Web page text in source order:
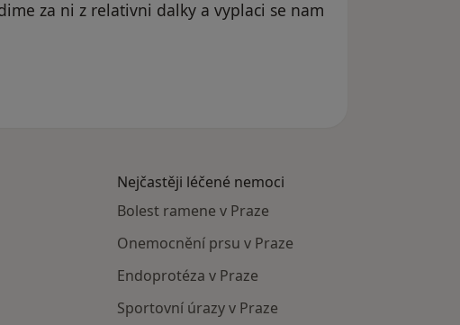
za ni z relativni dalky a vyplaci se nam
Nejčastěji léčené nemoci
Bolest ramene v Praze
Onemocnění prsu v Praze
Endoprotéza v Praze
Sportovní úrazy v Praze